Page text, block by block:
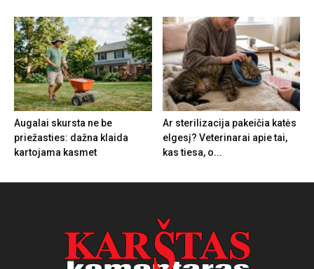
Augalai skursta ne be
priežasties: dažna klaida
kartojama kasmet
Ar sterilizacija pakeičia katės
elgesį? Veterinarai apie tai,
kas tiesa, o...